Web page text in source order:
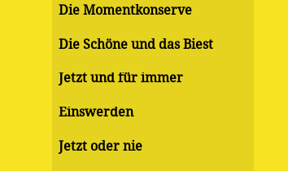
Die Momentkonserve
Die Schöne und das Biest
Jetzt und für immer
Einswerden
Jetzt oder nie